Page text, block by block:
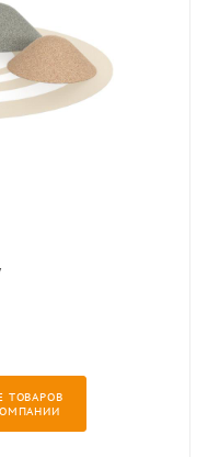
ТОВАРОВ